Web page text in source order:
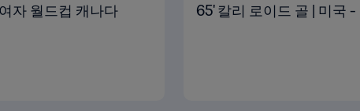
자 월드컵 캐나다 65' 칼리 로이드 골 | 미국